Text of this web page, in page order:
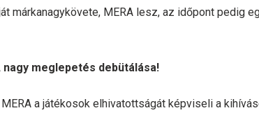
márkanagykövete, MERA lesz, az időpont pedig
nagy meglepetés debütálása!
a játékosok elhivatottságát képviseli a